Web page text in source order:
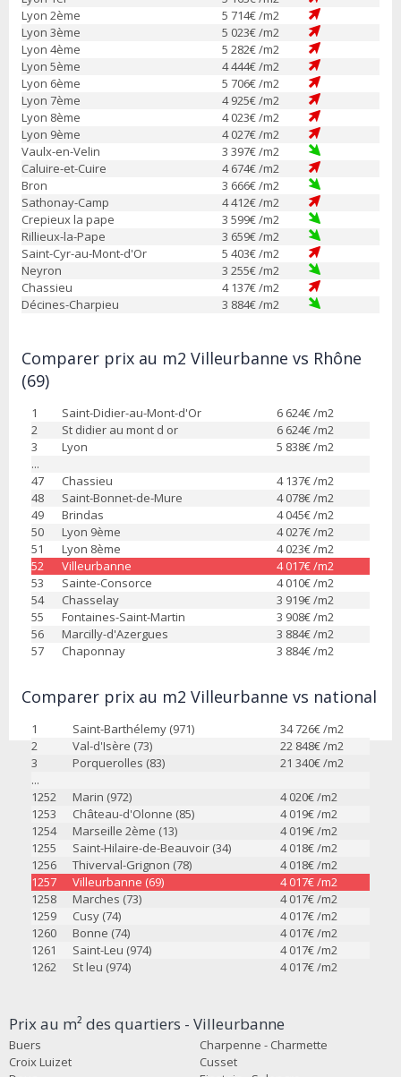
Lyon 2ème
5 714€ /m2
Lyon 3ème
5 023€ /m2
Lyon 4ème
5 282€ /m2
Lyon 5ème
4 444€ /m2
Lyon 6ème
5 706€ /m2
Lyon 7ème
4 925€ /m2
Lyon 8ème
4 023€ /m2
Lyon 9ème
4 027€ /m2
Vaulx-en-Velin
3 397€ /m2
Caluire-et-Cuire
4 674€ /m2
Bron
3 666€ /m2
Sathonay-Camp
4 412€ /m2
Crepieux la pape
3 599€ /m2
Rillieux-la-Pape
3 659€ /m2
Saint-Cyr-au-Mont-d'Or
5 403€ /m2
Neyron
3 255€ /m2
Chassieu
4 137€ /m2
Décines-Charpieu
3 884€ /m2
Comparer prix au m2 Villeurbanne vs Rhône
(69)
1 Saint-Didier-au-Mont-d'Or 6 624€ /m2
2
St didier au mont d or 6 624€ /m2
3
Lyon 5 838€ /m2
...
47
Chassieu 4 137€ /m2
48
Saint-Bonnet-de-Mure 4 078€ /m2
49
Brindas 4 045€ /m2
50
Lyon 9ème 4 027€ /m2
51
Lyon 8ème 4 023€ /m2
52
Villeurbanne 4 017€ /m2
53
Sainte-Consorce 4 010€ /m2
54
Chasselay 3 919€ /m2
55
Fontaines-Saint-Martin 3 908€ /m2
56
Marcilly-d'Azergues 3 884€ /m2
57
Chaponnay 3 884€ /m2
Comparer prix au m2 Villeurbanne vs national
1 Saint-Barthélemy (971) 34 726€ /m2
2
Val-d'Isère (73) 22 848€ /m2
3
Porquerolles (83) 21 340€ /m2
...
1252
Marin (972) 4 020€ /m2
1253
Château-d'Olonne (85) 4 019€ /m2
1254
Marseille 2ème (13) 4 019€ /m2
1255
Saint-Hilaire-de-Beauvoir (34) 4 018€ /m2
1256
Thiverval-Grignon (78) 4 018€ /m2
1257
Villeurbanne (69) 4 017€ /m2
1258
Marches (73) 4 017€ /m2
1259
Cusy (74) 4 017€ /m2
1260
Bonne (74) 4 017€ /m2
1261
Saint-Leu (974) 4 017€ /m2
1262
St leu (974) 4 017€ /m2
Prix au m² des quartiers - Villeurbanne
Buers
Charpenne - Charmette
Croix Luizet
Cusset